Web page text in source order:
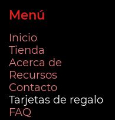
Menú
Inicio
Tienda
Acerca de
Recursos
Contacto
Tarjetas de regalo
FAQ